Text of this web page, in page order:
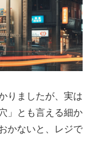
りましたが、実は
」とも言える細か
かないと、レジで